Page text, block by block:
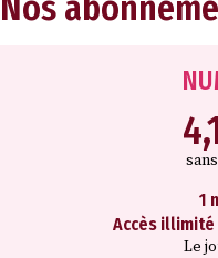
1
Accès illimité
Le